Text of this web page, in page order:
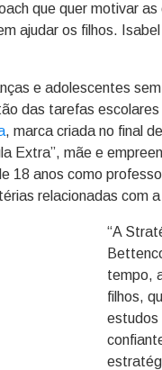
que quer motivar
ajudar os filhos.
e adolescentes
das tarefas
, marca criada no final
Extra”, mãe e
18 anos como
relacionadas com
“A
tempo,
filhos,
estudos